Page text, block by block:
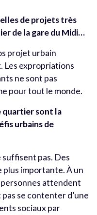
de projets très
de la gare du Midi…
projet urbain
Les expropriations
ne sont pas
pour tout le monde.
quartier sont la
urbains de
pas. Des
plus importante. À un
attendent
se contenter d’une
sociaux par